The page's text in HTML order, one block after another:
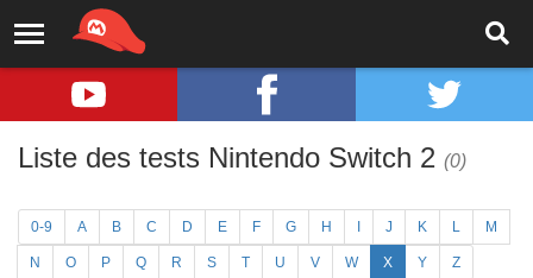
Liste des tests Nintendo Switch 2 (0)
0-9 A B C D E F G H J K L M
N O P Q R S T U V W X Y Z